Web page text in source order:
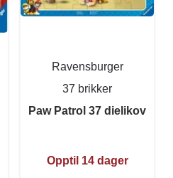
Ravensburger
37 brikker
Paw Patrol 37 dielikov
Opptil 14 dager